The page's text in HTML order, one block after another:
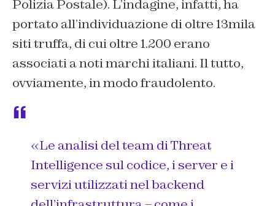
Polizia Postale). L’indagine, infatti, ha
portato all’individuazione di oltre 13mila
siti truffa, di cui oltre 1.200 erano
associati a noti marchi italiani. Il tutto,
ovviamente, in modo fraudolento.
«Le analisi del team di Threat
Intelligence sul codice, i server e i
servizi utilizzati nel backend